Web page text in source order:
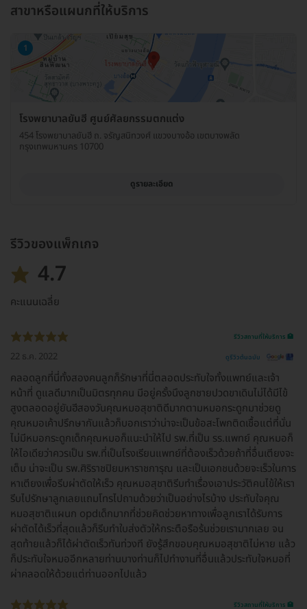
สาขาหรือแผนกที่ให้บริการ
1
โรงพยาบาลยันฮี ศูนย์ศัลยกรรมตกแต่ง
454 โรงพยาบาลยันฮี ถ. จรัญสนิทวงศ์ แขวงบางอ้อ เขตบางพลัด
กรุงเทพมหานคร 10700
ดูรายละเอียด
รีวิวของแพ็กเกจ
4.7
คะแนนเฉลี่ย
รีวิวสถานที่ให้บริการ 🏥
22 ธ.ค. 2022 ดูรีวิวต้นฉบับ
คลอดลูกที่นี่ทั้งสองคนลูกก็รักษาที่นี่ตลอดประทับใจทั้งแพทย์และเจ้า
หน้าที่ ดูแลดีมากเป็นมิตรทุกคน มีอยู่ครั้งนึงลูกชายปวดขาเดินไม่ได้มีไข้
สูงตลอดอยู่ยันฮีสองวันคุณหมอสุชาติดีมากตามหมอกระดูกมาช่วยดู
คุณหมอเค้าปรึกษากันแล้วก็บอกเราว่าน่าจะเป็นข้อสะโพกติดเชื้อแต่ที่นั่น
ไม่มีหมอกระดูกเด็กคุณหมอก็แนะนำให้ไป รพ.ที่เป็น รร.แพทย์ คุณหมอก็
ให้ไอเดียว่าควรเป็น รพ.ที่เป็นโรงเรียนแพทย์ที่ต้องเร็วด้วยถ้าที่อื่นเตียงจะ
เต็ม น่าจะเป็น รพ.ศิริราชปิยมหาราชการุณ และเป็นเอกชนด้วยจะเร็วในการ
หาเตียงเพื่อรีบผ่าตัดให้เร็ว คุณหมอสุชาติรีบทำเรื่องเอาประวัติคนไข้ให้เรา
รีบไปรักษาลูกเลยแถมโทรไปถามด้วยว่าเป็นอย่างไรบ้าง ประทับใจคุณ
หมอสุชาติแผนก opdเด็กมากที่ช่วยคิดช่วยหาทางเพื่อลูกเราได้รับการ
ผ่าตัดได้เร็วที่สุดแล้วก็รีบทำใบส่งตัวให้กระตือรือร้นช่วยเรามากเลย จน
สุดท้ายแล้วก็ได้ผ่าตัดเร็วทันท่วงที ยังรู้สึกขอบคุณหมอสุชาติไม่หาย แล้ว
ก็ประทับใจหมออีกหลายท่านบางท่านก็ไปทำงานที่อื่นแล้วประทับใจหมอที่
ผ่าคลอดให้ด้วยแต่ท่านออกไปแล้ว
รีวิวสถานที่ให้บริการ 🏥